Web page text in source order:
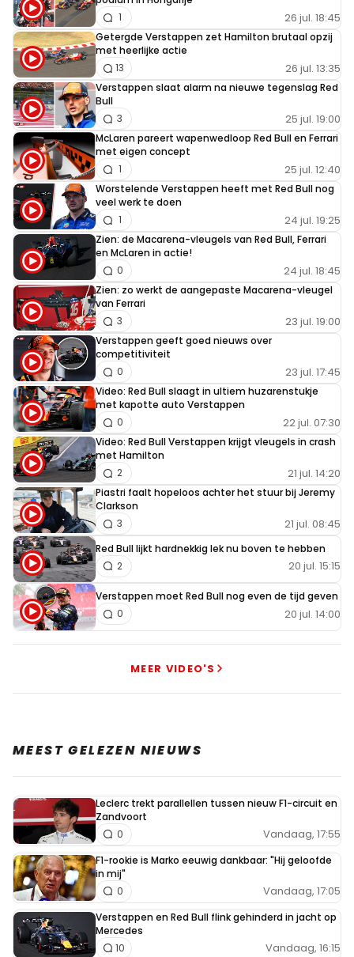
26 jul. 18:45
1
Getergde Verstappen zet Hamilton brutaal opzij
met heerlijke actie
26 jul. 13:35
13
Verstappen slaat alarm na nieuwe tegenslag Red
Bull
25 jul. 19:00
3
McLaren pareert wapenwedloop Red Bull en Ferrari
met eigen concept
25 jul. 12:40
1
Worstelende Verstappen heeft met Red Bull nog
veel werk te doen
24 jul. 19:25
1
Zien: de Macarena-vleugels van Red Bull, Ferrari
en McLaren in actie!
24 jul. 18:45
0
Zien: zo werkt de aangepaste Macarena-vleugel
van Ferrari
23 jul. 19:00
3
Verstappen geeft goed nieuws over
competitiviteit
23 jul. 17:45
0
Video: Red Bull slaagt in ultiem huzarenstukje
met kapotte auto Verstappen
22 jul. 07:30
0
Video: Red Bull Verstappen krijgt vleugels in crash
met Hamilton
21 jul. 14:20
2
Piastri faalt hopeloos achter het stuur bij Jeremy
Clarkson
21 jul. 08:45
3
Red Bull lijkt hardnekkig lek nu boven te hebben
20 jul. 15:15
2
Verstappen moet Red Bull nog even de tijd geven
20 jul. 14:00
0
MEER VIDEO'S
MEEST GELEZEN NIEUWS
Leclerc trekt parallellen tussen nieuw F1-circuit en
Zandvoort
Vandaag, 17:55
0
F1-rookie is Marko eeuwig dankbaar: "Hij geloofde
in mij"
Vandaag, 17:05
0
Verstappen en Red Bull flink gehinderd in jacht op
Mercedes
Vandaag, 16:15
10